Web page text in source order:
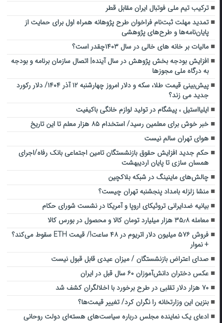
ترکیب تیم ملی فوتبال ایران مقابل قطر
تمدید مهلت ثبت‌نام فراخوان طرح پژوهانه همراه اول برای حمایت از
پایان‌نامه‌ها و طرح‌های پژوهشی
مالیات بر خانه های خالی در سال ۱۴۰۳چقدر است؟
افزایش بودجه بخش پژوهش در سال آینده| اتصال سازمان برنامه و بودجه
به درگاه ملی مجوزها
پیش‌بینی قیمت طلا، سکه و دلار امروز چهارشنبه ۱۲ آذر ۱۴۰۴/ دلار رکورد
جدید می زند؟
ایلیااستیل ، پیشگام در تولید لوازم خانگی باکیفیت
خبر خوش برای معلمین رسید/ استخدام ۸۵ هزار معلم تا این تاریخ
هوای تهران سالم نیست
حکم جدید افزایش حقوق بازنشستگان تامین اجتماعی بانک رفاه/اجرای
همسان سازی تا پایان اردیبهشت
چالش‌های ماینینگ در شبکه بلاکچین
منشا زلزله بامداد پنجشنبه تهران چیست؟
بیانیه ضدایرانی تروئیکای اروپا و آمریکا در نشست شورای حکام
معامله ۳۵٫۸ هزار میلیارد تومان کالا و محصول در بورس کالا
فروش ۵۷۶ میلیون دلار اتریوم در ۴۸ ساعت!/ قیمت ETH سقوط می‌کند؟
+ نموار
صدای اعتراض بازنشستگان / میزان عیدی قابل قبول نیست
عکس دختران دانش‌آموزان ۶۰ سال قبل در ایران
۷۰ هزار دلار تقلبی در طرح برخورد با اخلالگران کشف شد
بنزین این وزارتخانه را نگران کرد/ تغییر قیمت‌ها؟
ادعای یک نماینده مجلس درباره سیاست‌های هسته‌ای دولت روحانی